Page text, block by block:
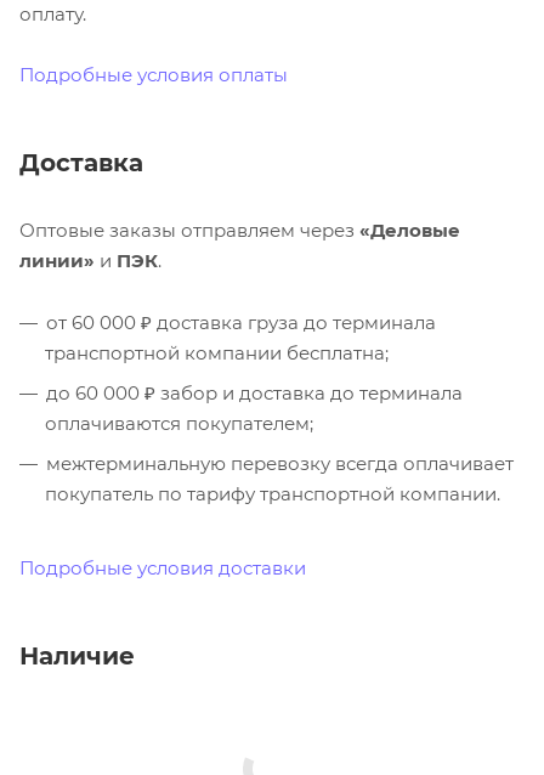
оплату.
Подробные условия оплаты
Доставка
Оптовые заказы отправляем через «Деловые
линии» и ПЭК.
от 60 000 ₽ доставка груза до терминала
транспортной компании бесплатна;
до 60 000 ₽ забор и доставка до терминала
оплачиваются покупателем;
межтерминальную перевозку всегда оплачивает
покупатель по тарифу транспортной компании.
Подробные условия доставки
Наличие